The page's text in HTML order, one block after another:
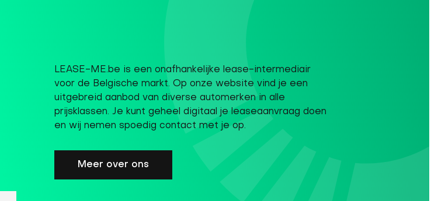
LEASE-ME.be is een onafhankelijke lease-intermediair
voor de Belgische markt. Op onze website vind je een
uitgebreid aanbod van diverse automerken in alle
prijsklassen. Je kunt geheel digitaal je leaseaanvraag doen
en wij nemen spoedig contact met je op.
Meer over ons